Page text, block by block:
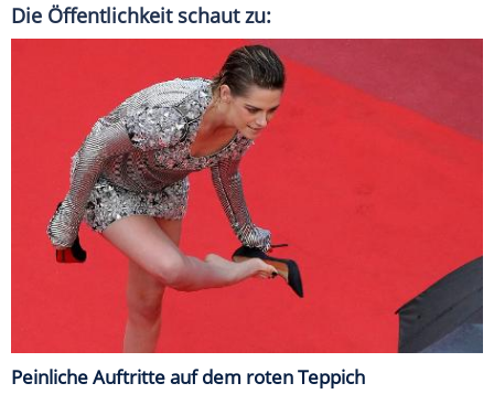
Die Öffentlichkeit schaut zu:
Peinliche Auftritte auf dem roten Teppich